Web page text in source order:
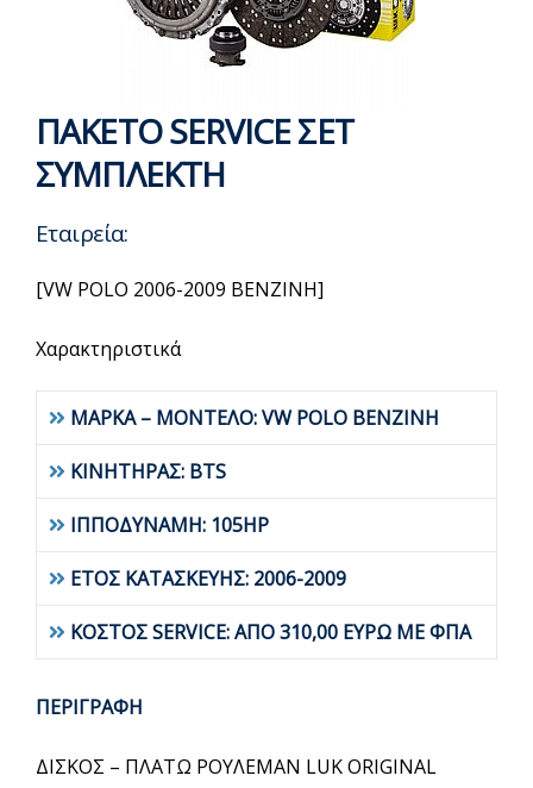
ΠΑΚΕΤΟ SERVICE ΣΕΤ
ΣΥΜΠΛΕΚΤΗ
Εταιρεία:
[VW POLO 2006-2009 BENZINH]
Χαρακτηριστικά
ΜΑΡΚΑ – ΜΟΝΤΕΛΟ: VW POLO BENZINH
ΚΙΝΗΤΗΡΑΣ: BTS
ΙΠΠΟΔΥΝΑΜΗ: 105HP
ΕΤΟΣ ΚΑΤΑΣΚΕΥΗΣ: 2006-2009
ΚΟΣΤΟΣ SERVICE: ΑΠΟ 310,00 ΕΥΡΩ ΜΕ ΦΠΑ
ΠΕΡΙΓΡΑΦΗ
ΔΙΣΚΟΣ – ΠΛΑΤΩ ΡΟΥΛΕΜΑΝ LUK ORIGINAL